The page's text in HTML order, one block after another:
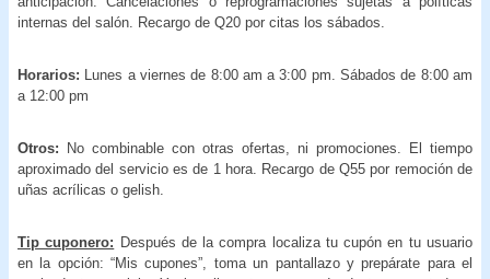
internas del salón. Recargo de Q20 por citas los sábados.
Horarios:
Lunes a viernes de 8:00 am a 3:00 pm. Sábados de 8:00 am
a 12:00 pm
Otros: No combinable con otras ofertas, ni promociones. El tiempo
aproximado del servicio es de 1 hora. Recargo de Q55 por remoción de
uñas acrílicas o gelish.
Tip cuponero: Después de la compra localiza tu cupón en tu usuario
en la opción: “Mis cupones”, toma un pantallazo y prepárate para el